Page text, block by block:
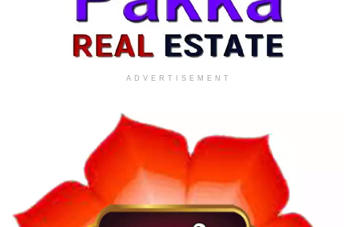
ADVERTISEMENT